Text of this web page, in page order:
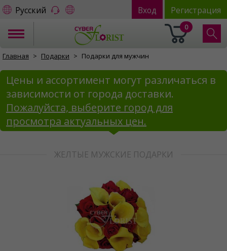
Русский Вход Регистрация
0
Главная Подарки Подарки для мужчин
Цены и ассортимент могут различаться в
зависимости от города доставки.
Пожалуйста, выберите город для
просмотра актуальных цен.
ЖЕЛТЫЕ МУЖСКИЕ ПОДАРКИ